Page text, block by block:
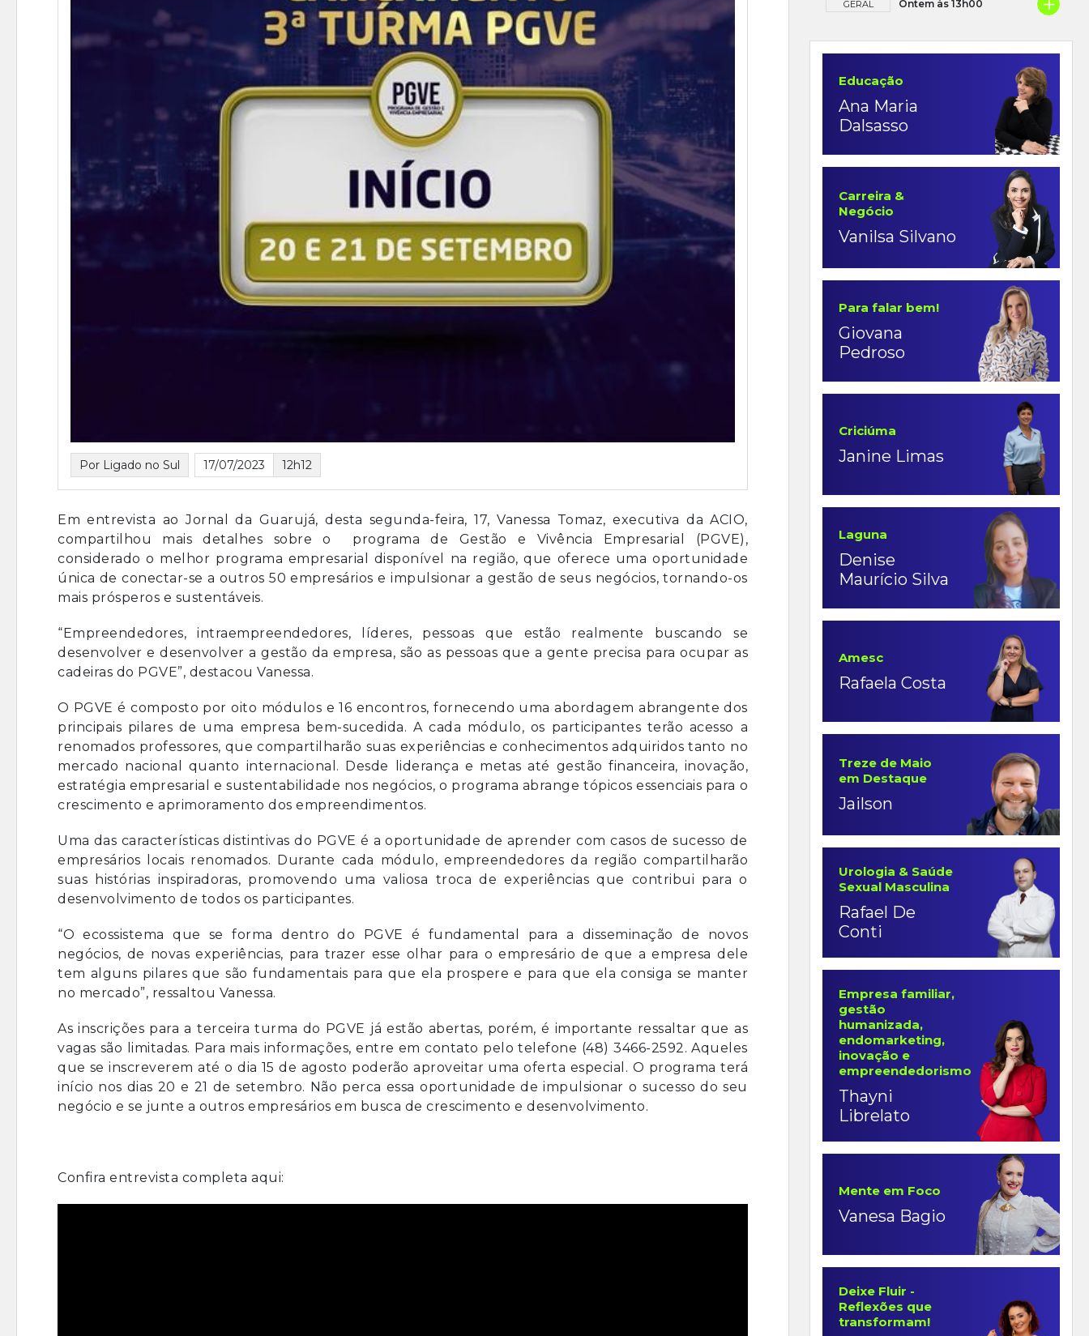
Por Ligado no Sul 17/07/2023 12h12
Em entrevista ao Jornal da Guarujá, desta segunda-feira, 17, Vanessa Tomaz, executiva da ACIO,
compartilhou mais detalhes sobre o programa de Gestão e Vivência Empresarial (PGVE),
considerado o melhor programa empresarial disponível na região, que oferece uma oportunidade
única de conectar-se a outros 50 empresários e impulsionar a gestão de seus negócios, tornando-os
mais prósperos e sustentáveis.
“Empreendedores, intraempreendedores, líderes, pessoas que estão realmente buscando se
desenvolver e desenvolver a gestão da empresa, são as pessoas que a gente precisa para ocupar as
cadeiras do PGVE”, destacou Vanessa.
O PGVE é composto por oito módulos e 16 encontros, fornecendo uma abordagem abrangente dos
principais pilares de uma empresa bem-sucedida. A cada módulo, os participantes terão acesso a
renomados professores, que compartilharão suas experiências e conhecimentos adquiridos tanto no
mercado nacional quanto internacional. Desde liderança e metas até gestão financeira, inovação,
estratégia empresarial e sustentabilidade nos negócios, o programa abrange tópicos essenciais para o
crescimento e aprimoramento dos empreendimentos.
Uma das características distintivas do PGVE é a oportunidade de aprender com casos de sucesso de
empresários locais renomados. Durante cada módulo, empreendedores da região compartilharão
suas histórias inspiradoras, promovendo uma valiosa troca de experiências que contribui para o
desenvolvimento de todos os participantes.
“O ecossistema que se forma dentro do PGVE é fundamental para a disseminação de novos
negócios, de novas experiências, para trazer esse olhar para o empresário de que a empresa dele
tem alguns pilares que são fundamentais para que ela prospere e para que ela consiga se manter
no mercado”, ressaltou Vanessa.
As inscrições para a terceira turma do PGVE já estão abertas, porém, é importante ressaltar que as
vagas são limitadas. Para mais informações, entre em contato pelo telefone (48) 3466-2592. Aqueles
que se inscreverem até o dia 15 de agosto poderão aproveitar uma oferta especial. O programa terá
início nos dias 20 e 21 de setembro. Não perca essa oportunidade de impulsionar o sucesso do seu
negócio e se junte a outros empresários em busca de crescimento e desenvolvimento.
Confira entrevista completa aqui:
GERAL Ontem às 13h00
Educação
Ana Maria
Dalsasso
Carreira &
Negócio
Vanilsa Silvano
Para falar bem!
Giovana
Pedroso
Criciúma
Janine Limas
Laguna
Denise
Maurício Silva
Amesc
Rafaela Costa
Treze de Maio
em Destaque
Jailson
Urologia & Saúde
Sexual Masculina
Rafael De
Conti
Empresa familiar,
gestão
humanizada,
endomarketing,
inovação e
empreendedorismo
Thayni
Librelato
Mente em Foco
Vanesa Bagio
Deixe Fluir -
Reflexões que
transformam!